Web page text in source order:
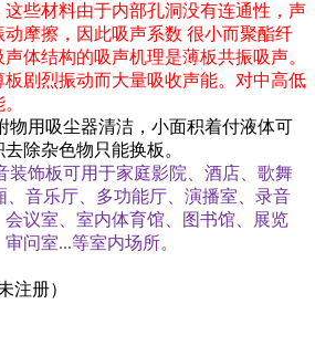
些材料由于内部孔洞没有连通性，声
摩擦，因此吸声系数 很小而聚酯纤
体结构的吸声机理是薄板共振吸声。
剧烈振动而大量吸收声能。对中高低
物用吸尘器清洁，小面积着付液体可
除杂色物只能换板。
装饰板可用于家庭影院、酒店、歌舞
、音乐厅、多功能厅、演播室、录音
议室、室内体育馆、图书馆、展览
审问室...等室内场所。
注册）